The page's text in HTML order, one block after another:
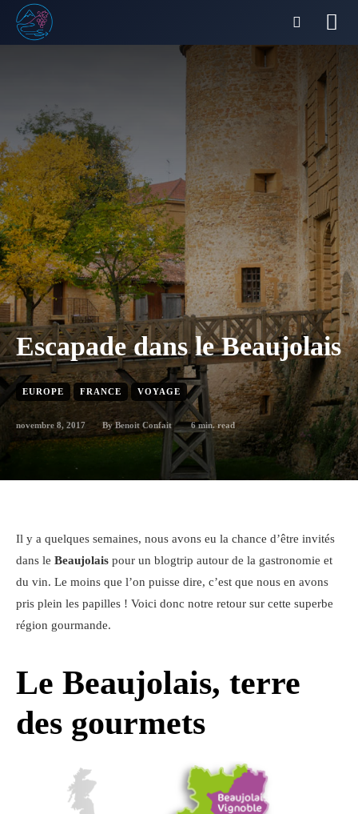
Escapade dans le Beaujolais
EUROPE FRANCE VOYAGE
novembre 8, 2017 By Benoit Confait 6min. read
Il y a quelques semaines, nous avons eu la chance d’être invités
dans le Beaujolais pour un blogtrip autour de la gastronomie et
du vin. Le moins que l’on puisse dire, c’est que nous en avons
pris plein les papilles ! Voici donc notre retour sur cette superbe
région gourmande.
Le Beaujolais, terre
des gourmets